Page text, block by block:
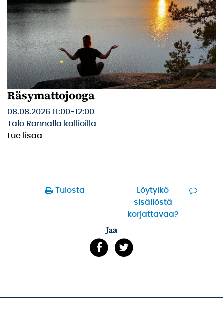
Räsymattojooga
08.08.2026 11:00-12:00
Talo Rannalla kallioilla
Lue lisää
Tulosta
Löytyikö
sisällöstä
korjattavaa?
Jaa